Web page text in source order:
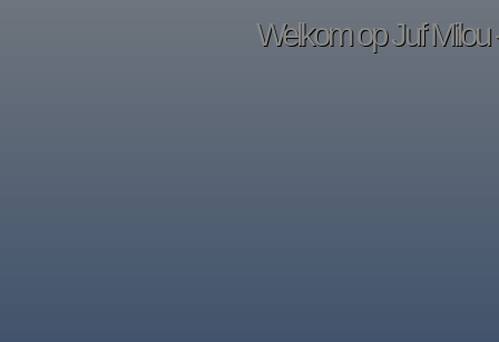
Welkom op Juf Milou